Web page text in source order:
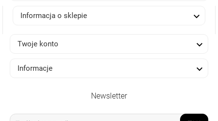
Informacja o sklepie 
Twoje konto 
Informacje 
Newsletter